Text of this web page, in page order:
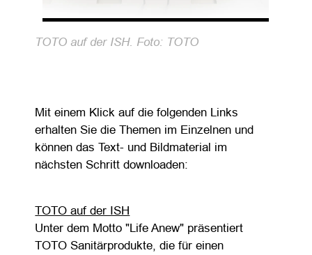
TOTO auf der ISH. Foto: TOTO
Mit einem Klick auf die folgenden Links
erhalten Sie die Themen im Einzelnen und
können das Text- und Bildmaterial im
nächsten Schritt downloaden:
TOTO auf der ISH
Unter dem Motto "Life Anew" präsentiert
TOTO Sanitärprodukte, die für einen